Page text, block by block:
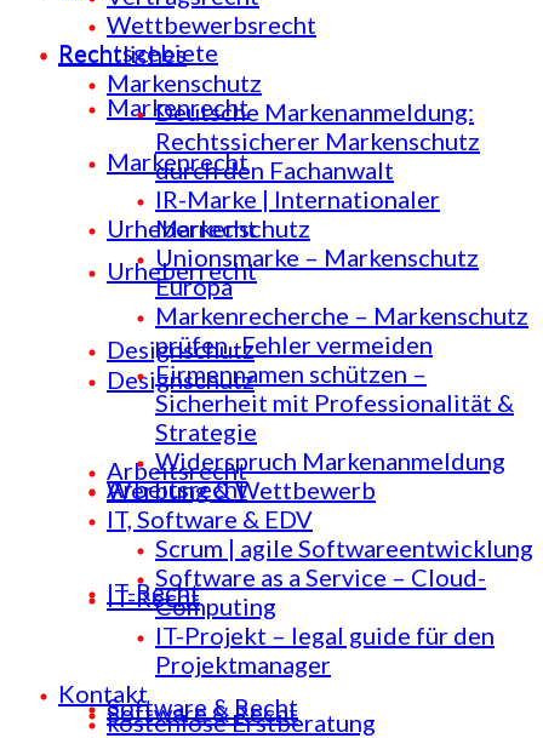
Markenrecht
Urheberrecht
Designschutz
Arbeitsrecht
IT-Recht
Software & Recht
Rechtsgebiete
Markenrecht
Urheberrecht
Designschutz
Arbeitsrecht
IT-Recht
Software & Recht
Wettbewerbsrecht
Rechtliches
Markenschutz
Deutsche Markenanmeldung:
Rechtssicherer Markenschutz
durch den Fachanwalt
IR-Marke | Internationaler
Markenschutz
Unionsmarke – Markenschutz
Europa
Markenrecherche – Markenschutz
prüfen -Fehler vermeiden
Firmennamen schützen –
Sicherheit mit Professionalität &
Strategie
Widerspruch Markenanmeldung
Werbung & Wettbewerb
IT, Software & EDV
Scrum | agile Softwareentwicklung
Software as a Service – Cloud-
Computing
IT-Projekt – legal guide für den
Projektmanager
Kontakt
kostenlose Erstberatung